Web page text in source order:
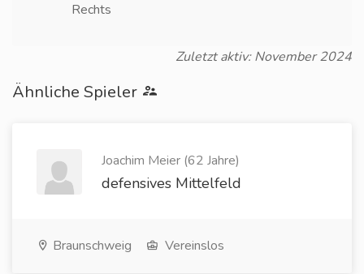
Rechts
Zuletzt aktiv: November 2024
Ähnliche Spieler
Joachim Meier (62 Jahre)
defensives Mittelfeld
Braunschweig Vereinslos